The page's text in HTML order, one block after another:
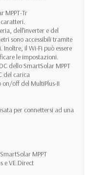
MPPT-Tr
dell’inverter e del
sono accessibili tramite
il Wi-Fi può essere
le impostazioni.
dello SmartSolar MPPT
del carica
on/off del MultiPlus-II
per connettersi ad una
MPPT
e VE.Direct